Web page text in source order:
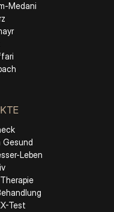
Medani
Gesund
Leben
Test